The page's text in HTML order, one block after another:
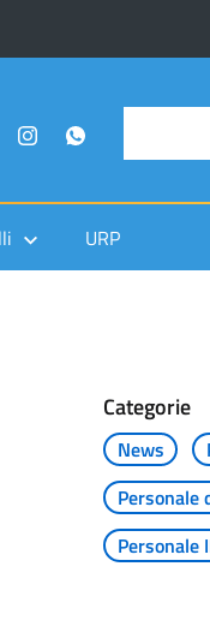
URP
Categorie
News
Personale
Personale